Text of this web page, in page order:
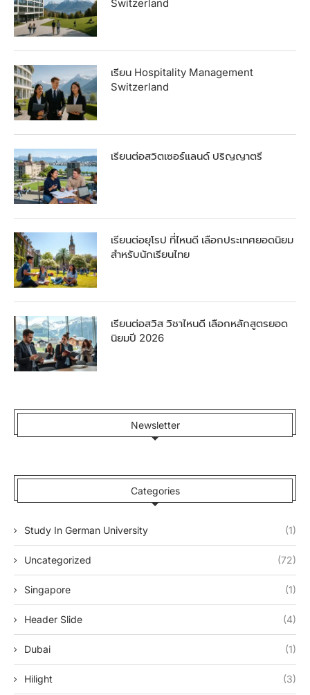
Switzerland
เรียน Hospitality Management
Switzerland
เรียนต่อสวิตเซอร์แลนด์ ปริญญาตรี
เรียนต่อยุโรป ที่ไหนดี เลือกประเทศยอดนิยม
สำหรับนักเรียนไทย
เรียนต่อสวิส วิชาไหนดี เลือกหลักสูตรยอด
นิยมปี 2026
Newsletter
Categories
Study In German University (1)
Uncategorized (72)
Singapore (1)
Header Slide (4)
Dubai (1)
Hilight (3)